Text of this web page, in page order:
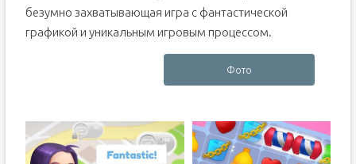
безумно захватывающая игра с фантастической
графикой и уникальным игровым процессом.
Фото